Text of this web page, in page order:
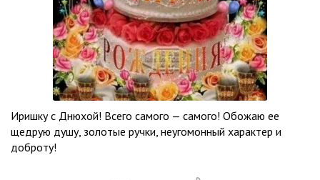
Иришку с Днюхой! Всего самого — самого! Обожаю ее
щедрую душу, золотые ручки, неугомонный характер и
доброту!